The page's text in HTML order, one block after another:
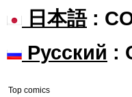
日本語:
Русский :
Top comics